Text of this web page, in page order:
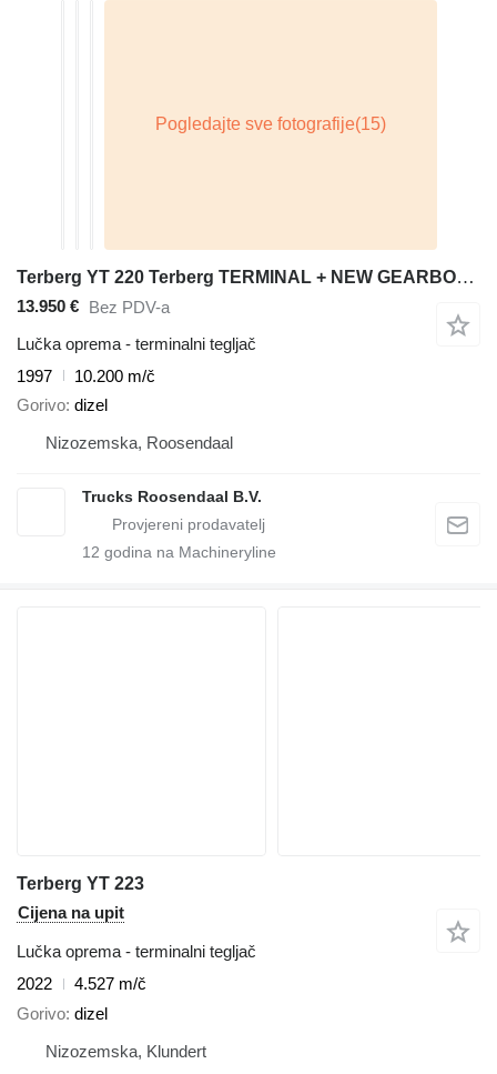
Terberg YT 220 Terberg TERMINAL + NEW GEARBOX + NL registratie
13.950 € Bez PDV-a
Lučka oprema - terminalni tegljač
1997
10.200 m/č
Gorivo dizel
Nizozemska, Roosendaal
Trucks Roosendaal B.V.
12 godina na Machineryline
Terberg YT 223
Cijena na upit
Lučka oprema - terminalni tegljač
2022
4.527 m/č
Gorivo dizel
Nizozemska, Klundert